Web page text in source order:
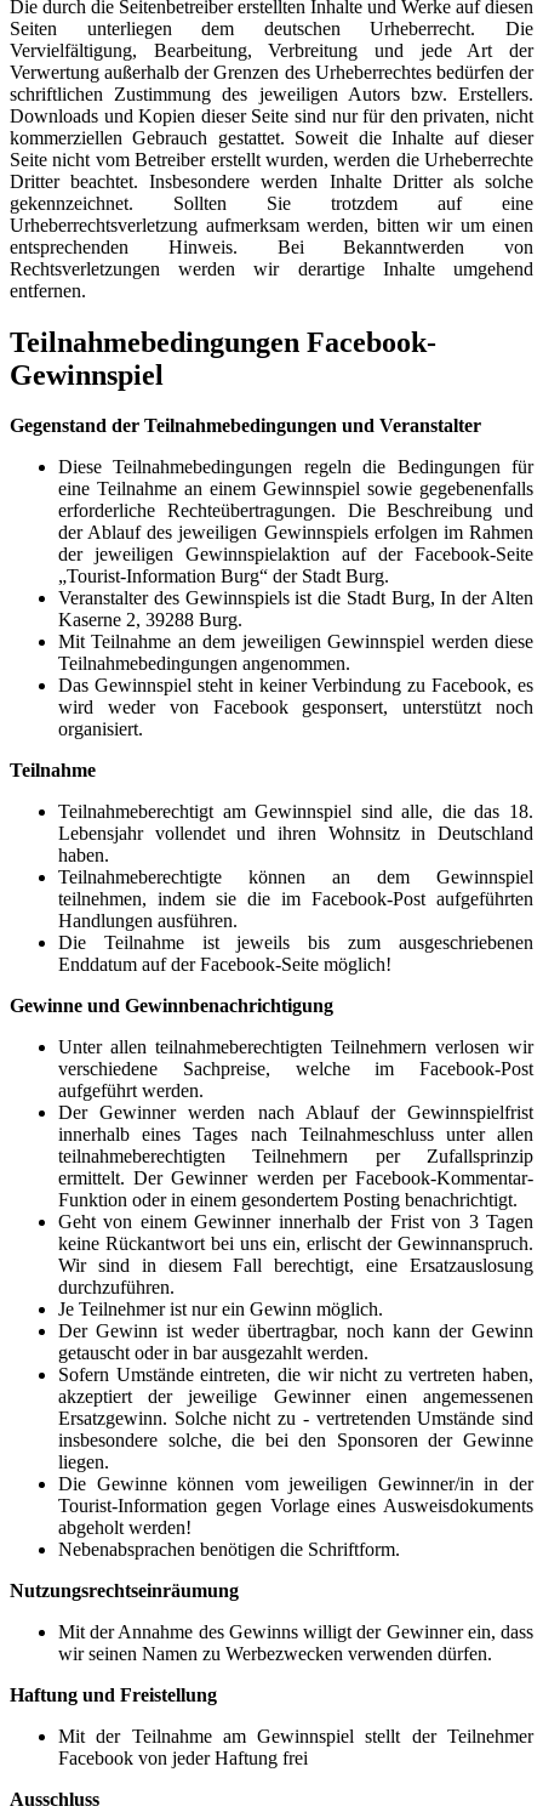
Die durch die Seitenbetreiber erstellten Inhalte und Werke auf diesen
Seiten unterliegen dem deutschen Urheberrecht. Die
Vervielfältigung, Bearbeitung, Verbreitung und jede Art der
Verwertung außerhalb der Grenzen des Urheberrechtes bedürfen der
schriftlichen Zustimmung des jeweiligen Autors bzw. Erstellers.
Downloads und Kopien dieser Seite sind nur für den privaten, nicht
kommerziellen Gebrauch gestattet. Soweit die Inhalte auf dieser
Seite nicht vom Betreiber erstellt wurden, werden die Urheberrechte
Dritter beachtet. Insbesondere werden Inhalte Dritter als solche
gekennzeichnet. Sollten Sie trotzdem auf eine
Urheberrechtsverletzung aufmerksam werden, bitten wir um einen
entsprechenden Hinweis. Bei Bekanntwerden von
Rechtsverletzungen werden wir derartige Inhalte umgehend
entfernen.
Teilnahmebedingungen Facebook-
Gewinnspiel
Gegenstand der Teilnahmebedingungen und Veranstalter
Diese Teilnahmebedingungen regeln die Bedingungen für
eine Teilnahme an einem Gewinnspiel sowie gegebenenfalls
erforderliche Rechteübertragungen. Die Beschreibung und
der Ablauf des jeweiligen Gewinnspiels erfolgen im Rahmen
der jeweiligen Gewinnspielaktion auf der Facebook-Seite
„Tourist-Information Burg“ der Stadt Burg.
Veranstalter des Gewinnspiels ist die Stadt Burg, In der Alten
Kaserne 2, 39288 Burg.
Mit Teilnahme an dem jeweiligen Gewinnspiel werden diese
Teilnahmebedingungen angenommen.
Das Gewinnspiel steht in keiner Verbindung zu Facebook, es
wird weder von Facebook gesponsert, unterstützt noch
organisiert.
Teilnahme
Teilnahmeberechtigt am Gewinnspiel sind alle, die das 18.
Lebensjahr vollendet und ihren Wohnsitz in Deutschland
haben.
Teilnahmeberechtigte können an dem Gewinnspiel
teilnehmen, indem sie die im Facebook-Post aufgeführten
Handlungen ausführen.
Die Teilnahme ist jeweils bis zum ausgeschriebenen
Enddatum auf der Facebook-Seite möglich!
Gewinne und Gewinnbenachrichtigung
Unter allen teilnahmeberechtigten Teilnehmern verlosen wir
verschiedene Sachpreise, welche im Facebook-Post
aufgeführt werden.
Der Gewinner werden nach Ablauf der Gewinnspielfrist
innerhalb eines Tages nach Teilnahmeschluss unter allen
teilnahmeberechtigten Teilnehmern per Zufallsprinzip
ermittelt. Der Gewinner werden per Facebook-Kommentar-
Funktion oder in einem gesondertem Posting benachrichtigt.
Geht von einem Gewinner innerhalb der Frist von 3 Tagen
keine Rückantwort bei uns ein, erlischt der Gewinnanspruch.
Wir sind in diesem Fall berechtigt, eine Ersatzauslosung
durchzuführen.
Je Teilnehmer ist nur ein Gewinn möglich.
Der Gewinn ist weder übertragbar, noch kann der Gewinn
getauscht oder in bar ausgezahlt werden.
Sofern Umstände eintreten, die wir nicht zu vertreten haben,
akzeptiert der jeweilige Gewinner einen angemessenen
Ersatzgewinn. Solche nicht zu - vertretenden Umstände sind
insbesondere solche, die bei den Sponsoren der Gewinne
liegen.
Die Gewinne können vom jeweiligen Gewinner/in in der
Tourist-Information gegen Vorlage eines Ausweisdokuments
abgeholt werden!
Nebenabsprachen benötigen die Schriftform.
Nutzungsrechtseinräumung
Mit der Annahme des Gewinns willigt der Gewinner ein, dass
wir seinen Namen zu Werbezwecken verwenden dürfen.
Haftung und Freistellung
Mit der Teilnahme am Gewinnspiel stellt der Teilnehmer
Facebook von jeder Haftung frei
Ausschluss